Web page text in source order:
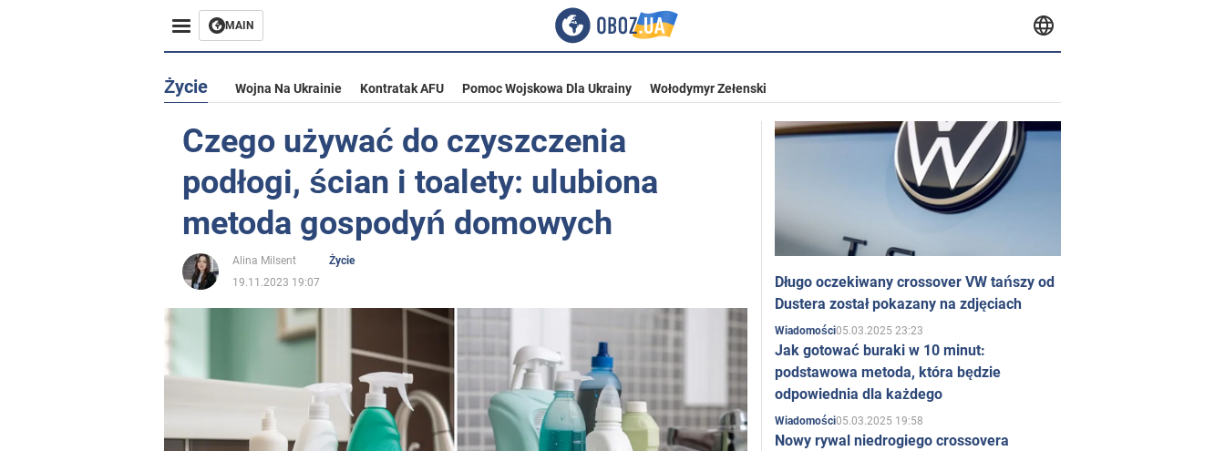
MAIN
Życie Wojna Na Ukrainie Kontratak AFU Pomoc Wojskowa Dla Ukrainy Wołodymyr Zełenski
Czego używać do czyszczenia
podłogi, ścian i toalety: ulubiona
metoda gospodyń domowych
Alina Milsent
Życie
19.11.2023 19:07
Długo oczekiwany crossover VW tańszy od
Dustera został pokazany na zdjęciach
Wiadomości05.03.2025 23:23
Jak gotować buraki w 10 minut:
podstawowa metoda, która będzie
odpowiednia dla każdego
Wiadomości05.03.2025 19:58
Nowy rywal niedrogiego crossovera